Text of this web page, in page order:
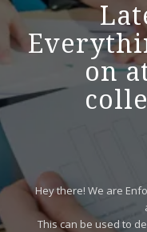
on
Hey there! We are
This can be used to